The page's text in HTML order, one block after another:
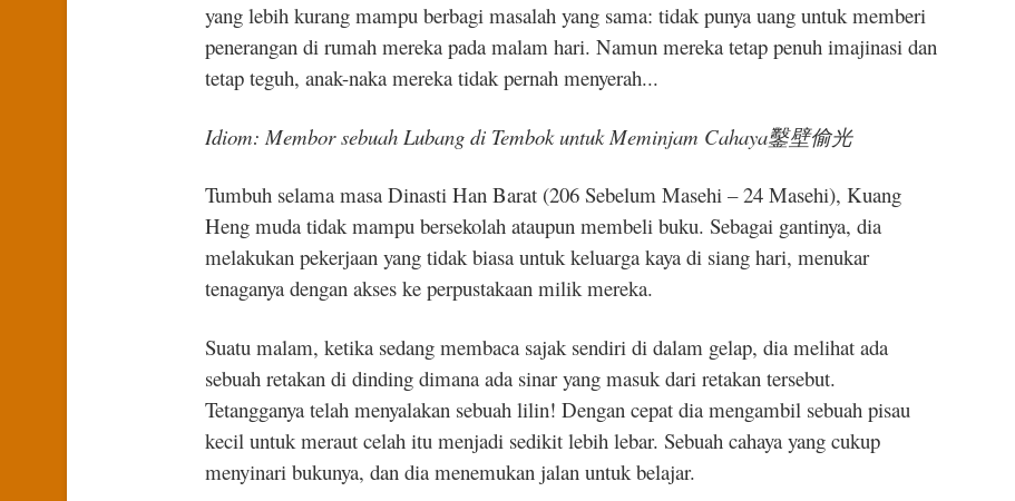
yang lebih kurang mampu berbagi masalah yang sama: tidak punya uang untuk memberi
penerangan di rumah mereka pada malam hari. Namun mereka tetap penuh imajinasi dan
tetap teguh, anak-naka mereka tidak pernah menyerah...
Idiom: Membor sebuah Lubang di Tembok untuk Meminjam Cahaya鑿壁偷光
Tumbuh selama masa Dinasti Han Barat (206 Sebelum Masehi – 24 Masehi), Kuang
Heng muda tidak mampu bersekolah ataupun membeli buku. Sebagai gantinya, dia
melakukan pekerjaan yang tidak biasa untuk keluarga kaya di siang hari, menukar
tenaganya dengan akses ke perpustakaan milik mereka.
Suatu malam, ketika sedang membaca sajak sendiri di dalam gelap, dia melihat ada
sebuah retakan di dinding dimana ada sinar yang masuk dari retakan tersebut.
Tetangganya telah menyalakan sebuah lilin! Dengan cepat dia mengambil sebuah pisau
kecil untuk meraut celah itu menjadi sedikit lebih lebar. Sebuah cahaya yang cukup
menyinari bukunya, dan dia menemukan jalan untuk belajar.